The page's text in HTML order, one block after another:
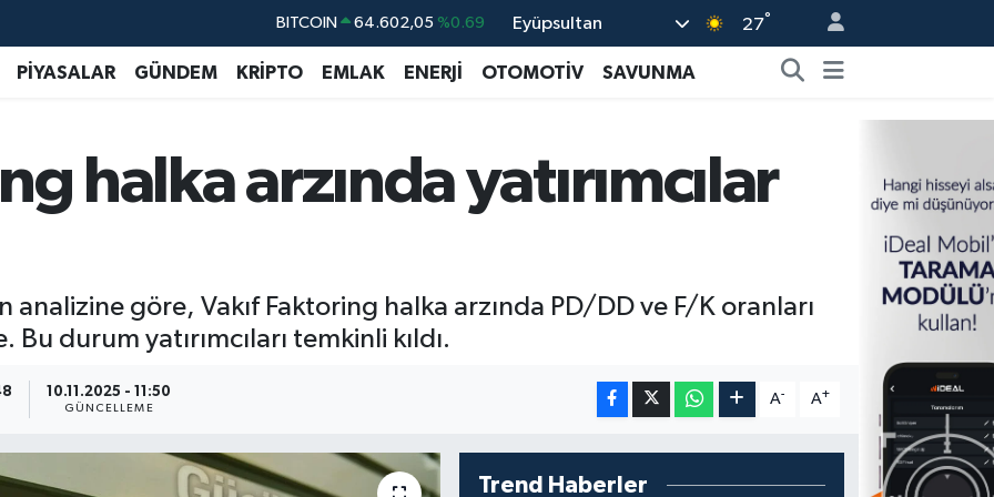
BITCOIN 64.602,05 %0.69
%0.06
GRAM ALTIN 6513.94 %0.32
Eyüpsultan 27°
PİYASALAR GÜNDEM KRİPTO EMLAK ENERJİ OTOMOTİV SAVUNMA
halka arzında yatırımcılar
analizine göre, Vakıf Faktoring halka arzında PD/DD ve F/K oranları
durum yatırımcıları temkinli kıldı.
10.11.2025 - 11:50
GÜNCELLEME
A- A+
Trend Haberler